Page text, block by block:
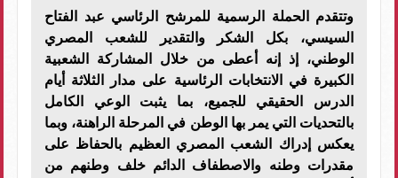
وتتقدم الحملة الرسمية للمرشح الرئاسي عبد الفتاح
السيسي، بكل الشكر والتقدير للشعب المصري
الوطني، إذ إنه أعطى من خلال المشاركة الشعبية
الكبيرة في الانتخابات الرئاسية على مدار الثلاثة أيام
الدرس الحقيقي للجميع، بما يثبت الوعي الكامل
بالتحديات التي يمر بها الوطن في المرحلة الراهنة، وبما
يعكس إدراك الشعب المصري العظيم بالحفاظ على
مقدرات وطنه والاصطفاف الدائم خلف وطنهم من